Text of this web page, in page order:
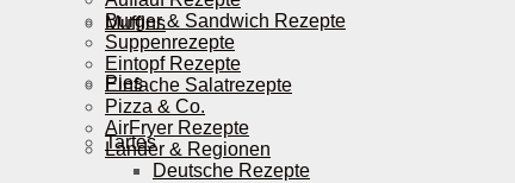
Muffins
Pies
Tartes
Burger & Sandwich Rezepte
Suppenrezepte
Eintopf Rezepte
Einfache Salatrezepte
Pizza & Co.
AirFryer Rezepte
Länder & Regionen
Deutsche Rezepte